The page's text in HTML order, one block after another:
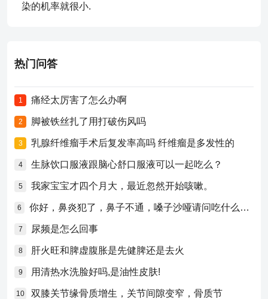
染的机率就很小.
热门问答
1 痛经太厉害了怎么办啊
2 脚被铁丝扎了用打破伤风吗
3 乳腺纤维瘤手术后复发率高吗 纤维瘤是多发性的
4 生脉饮口服液跟脑心舒口服液可以一起吃么？
5 我家宝宝才四个月大，最近忽然开始咳嗽。
6 你好，鼻炎犯了，鼻子不通，嗓子沙哑请问吃什么药比较好？
7 尿频是怎么回事
8 肝火旺和脾虚腹胀是先健脾还是去火
9 用清热水洗脸好吗,是油性皮肤!
10 双膝关节缘骨质增生，关节间隙变窄，骨质节